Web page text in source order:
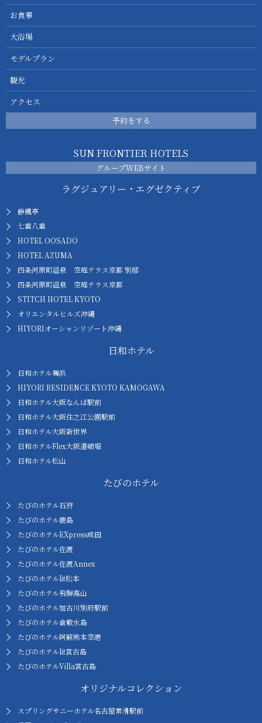
お食事
大浴場
モデルプラン
観光
アクセス
予約をする
SUN FRONTIER HOTELS
グループWEBサイト
ラグジュアリー・エグゼクティブ
静楓亭
七重八重
HOTEL OOSADO
HOTEL AZUMA
四条河原町温泉 空庭テラス京都 別邸
四条河原町温泉 空庭テラス京都
STITCH HOTEL KYOTO
オリエンタルヒルズ沖縄
HIYORIオーシャンリゾート沖縄
日和ホテル
日和ホテル舞浜
HIYORI RESIDENCE KYOTO KAMOGAWA
日和ホテル大阪なんば駅前
日和ホテル大阪住之江公園駅前
日和ホテル大阪新世界
日和ホテルFlex大阪道頓堀
日和ホテル松山
たびのホテル
たびのホテル石狩
たびのホテル鹿島
たびのホテルEXpress成田
たびのホテル佐渡
たびのホテル佐渡Annex
たびのホテルlit松本
たびのホテル飛騨高山
たびのホテル加古川別府駅前
たびのホテル倉敷水島
たびのホテル阿蘇熊本空港
たびのホテルlit宮古島
たびのホテルVilla宮古島
オリジナルコレクション
スプリングサニーホテル名古屋常滑駅前